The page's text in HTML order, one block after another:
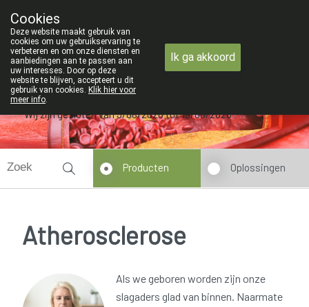
09 228 32 36
Wij zijn gesloten van 3/08/2026 tot 19/08/2026
Producten Oplossingen
Atherosclerose
Als we geboren worden zijn onze
slagaders glad van binnen. Naarmate
Cookies
Deze website maakt gebruik van
cookies om uw gebruikservaring te
verbeteren en om onze diensten en
aanbiedingen aan te passen aan
uw interesses. Door op deze
website te blijven, accepteert u dit
gebruik van cookies. Klik hier voor
meer info.
Ik ga akkoord